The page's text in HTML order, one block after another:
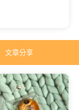
文章分享